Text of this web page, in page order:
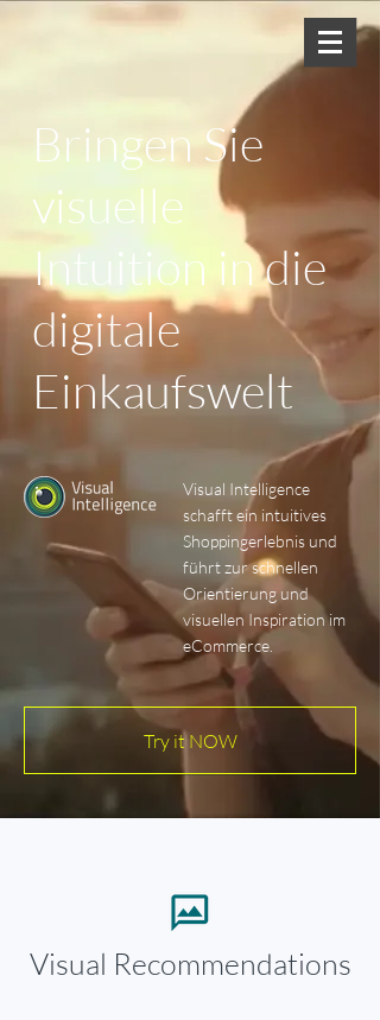
Bringen Sie
visuelle
Intuition in die
digitale
Einkaufswelt
Visual Intelligence
schafft ein intuitives
Shoppingerlebnis und
führt zur schnellen
Orientierung und
visuellen Inspiration im
eCommerce.
Try it NOW
Visual Recommendations